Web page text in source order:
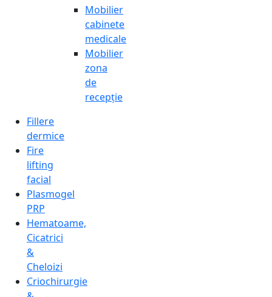
Mobilier
cabinete
medicale
Mobilier
zona
de
recepție
Fillere
dermice
Fire
lifting
facial
Plasmogel
PRP
Hematoame,
Cicatrici
&
Cheloizi
Criochirurgie